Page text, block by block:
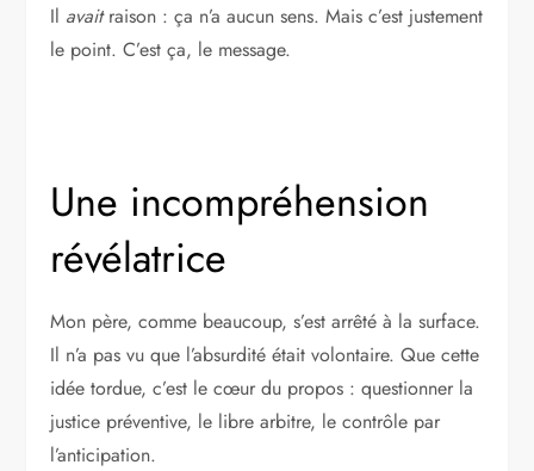
Il avaitraison : ça n’a aucun sens. Mais c’est justement
le point. C’est ça, le message.
Une incompréhension
révélatrice
Mon père, comme beaucoup, s’est arrêté à la surface.
Il n’a pas vu que l’absurdité était volontaire. Que cette
idée tordue, c’est le cœur du propos : questionner la
justice préventive, le libre arbitre, le contrôle par
l’anticipation.